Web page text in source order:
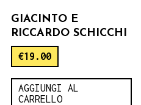
GIACINTO E
RICCARDO SCHICCHI
€19.00
AGGIUNGI AL
CARRELLO